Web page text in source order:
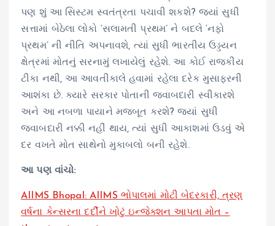
પણ શું આ સિસ્ટમ સ્વતંત્રતા પચાવી શકશે? જ્યાં સુધી
સત્તામાં બેઠેલા લોકો ‘સલામતી પ્રથમ’ ને બદલે ‘નફો
પ્રથમ’ ની નીતિ અપનાવશે, ત્યાં સુધી ભારતીય ઉડ્ડયન
ક્ષેત્રમાં મોતનું સરનામું લખાયેલું રહેશે. આ કોઈ રાજકીય
ટીકા નથી, આ આવતીકાલે હવામાં રહેલા દરેક મુસાફરની
આશંકા છે. ક્યારે સરકાર પોતાની જવાબદારી સ્વીકારશે
અને આ નબળા પાયાને મજબૂત કરશે? જ્યાં સુધી
જવાબદારી નક્કી નહીં થાય, ત્યાં સુધી આકાશમાં ઉડવું એ
દર વખતે મોત સાથેનો મુકાબલો બની રહેશે.
આ પણ વાંચો:
AIIMS Bhopal: AIIMS ભોપાલમાં મોટી બેદરકારી, ત્રણ
વર્ષના કેન્સરના દર્દીને ખોટું ઇન્જેક્શન આપતા મોત –